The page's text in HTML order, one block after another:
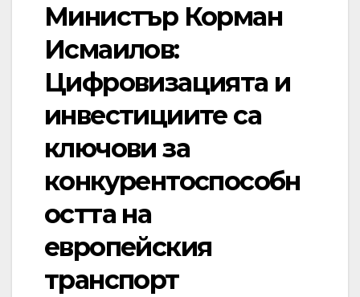
Министър Корман
Исмаилов:
Цифровизацията и
инвестициите са
ключови за
конкурентоспособн
остта на
европейския
транспорт